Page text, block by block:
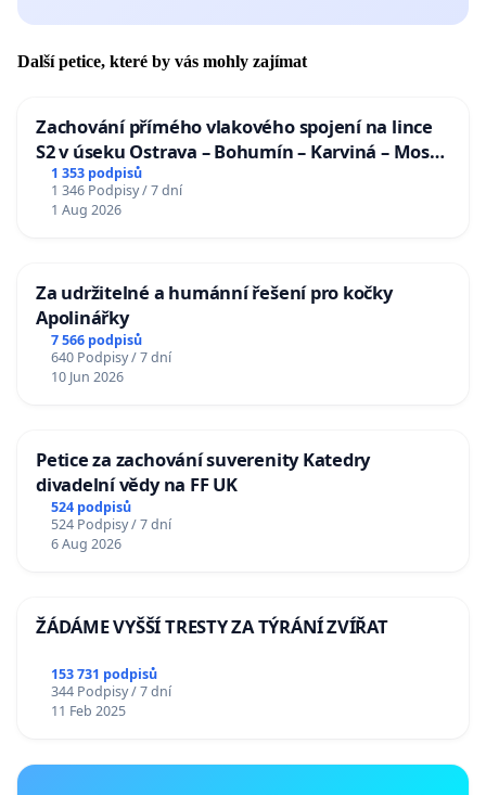
Další petice, které by vás mohly zajímat
Zachování přímého vlakového spojení na lince
S2 v úseku Ostrava – Bohumín – Karviná – Mosty
u Jablunkova
1 353 podpisů
1 346 Podpisy / 7 dní
1 Aug 2026
Za udržitelné a humánní řešení pro kočky
Apolinářky
7 566 podpisů
640 Podpisy / 7 dní
10 Jun 2026
Petice za zachování suverenity Katedry
divadelní vědy na FF UK
524 podpisů
524 Podpisy / 7 dní
6 Aug 2026
ŽÁDÁME VYŠŠÍ TRESTY ZA TÝRÁNÍ ZVÍŘAT
153 731 podpisů
344 Podpisy / 7 dní
11 Feb 2025